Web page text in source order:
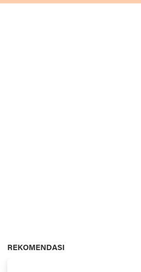
REKOMENDASI